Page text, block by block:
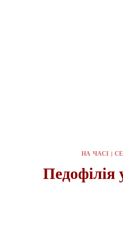
НА ЧАСІ |
Педофілія